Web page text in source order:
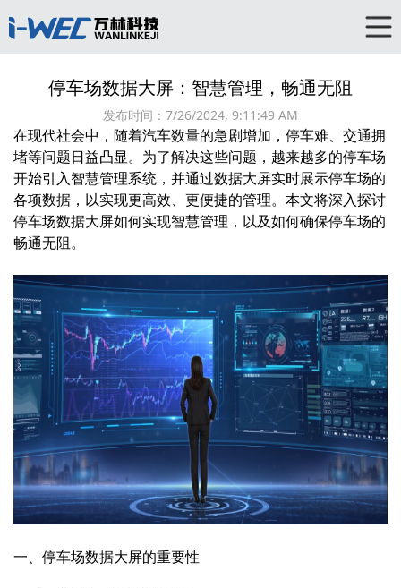
停车场数据大屏：智慧管理，畅通无阻
发布时间： 7/26/2024, 9:11:49 AM
在现代社会中，随着汽车数量的急剧增加，停车难、交通拥
堵等问题日益凸显。为了解决这些问题，越来越多的停车场
开始引入智慧管理系统，并通过数据大屏实时展示停车场的
各项数据，以实现更高效、更便捷的管理。本文将深入探讨
停车场数据大屏如何实现智慧管理，以及如何确保停车场的
畅通无阻。
一、停车场数据大屏的重要性